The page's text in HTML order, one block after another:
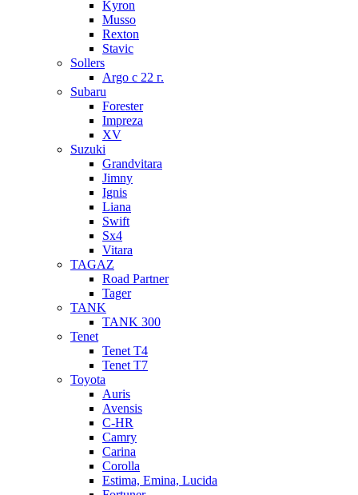
Kyron
Musso
Rexton
Stavic
Sollers
Argo с 22 г.
Subaru
Forester
Impreza
XV
Suzuki
Grandvitara
Jimny
Ignis
Liana
Swift
Sx4
Vitara
TAGAZ
Road Partner
Tager
TANK
TANK 300
Tenet
Tenet T4
Tenet T7
Toyota
Auris
Avensis
C-HR
Camry
Carina
Corolla
Estima, Emina, Lucida